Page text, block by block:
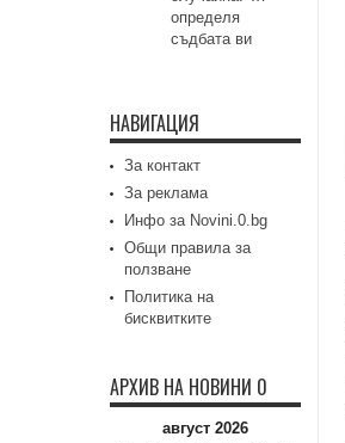
определя
съдбата ви
НАВИГАЦИЯ
За контакт
За реклама
Инфо за Novini.0.bg
Общи правила за
ползване
Политика на
бисквитките
АРХИВ НА НОВИНИ 0
август 2026